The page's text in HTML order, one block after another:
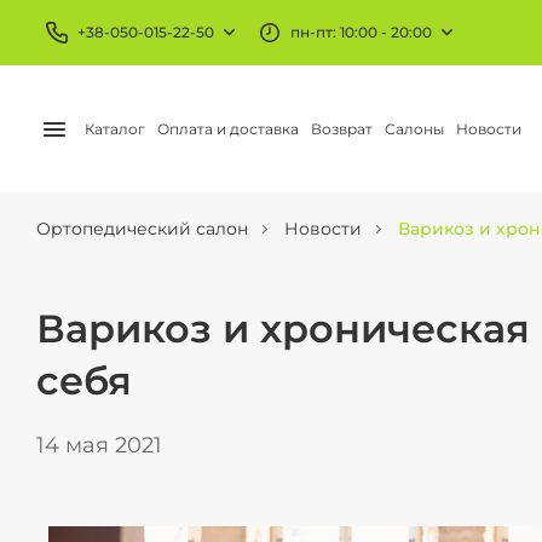
+38-050-015-22-50 пн-пт: 10:00 - 20:00
Каталог
БАНДАЖИ И ОРТЕЗЫ
Голеностоп
Шея и плечо
Гольфы
Оплата и доставка Возврат Салоны Новости
Ортопедический салон Новости Варикоз и
Варикоз и хроническая
себя
14 мая 2021